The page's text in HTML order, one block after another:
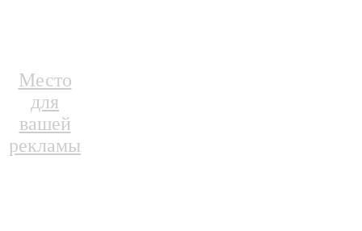
Место
для
вашей
рекламы